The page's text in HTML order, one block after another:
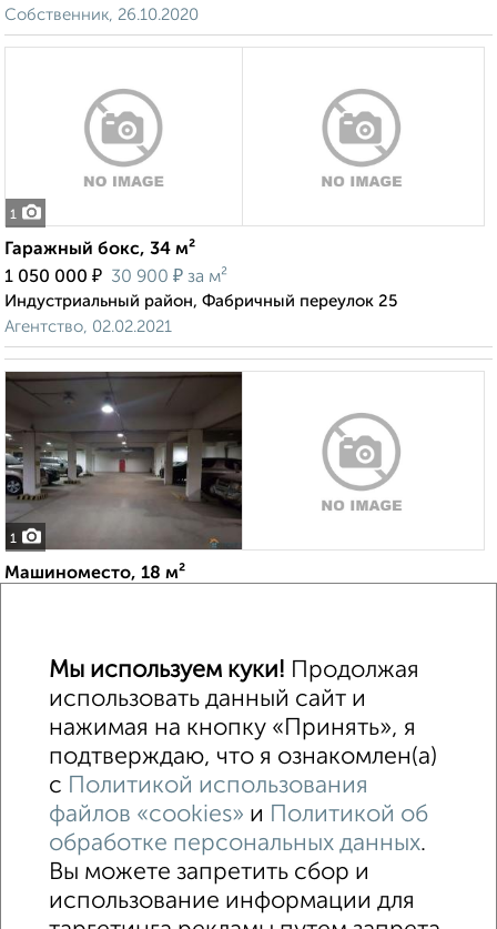
Собственник, 26.10.2020
1
Гаражный бокс, 34 м²
1 050 000 ₽ 30 900 ₽ за м²
Индустриальный район, Фабричный переулок 25
Агентство, 02.02.2021
1
Машиноместо, 18 м²
↑ НАВЕРХ К МЕНЮ
Машиноместа в паркинге Без посредников
Контакты
Политика конфиденциальности
Мы используем куки! Продолжая
использовать данный сайт и
нажимая на кнопку «Принять», я
подтверждаю, что я ознакомлен(а)
с Политикой использования
файлов «cookies» и Политикой об
обработке персональных данных.
Вы можете запретить сбор и
использование информации для